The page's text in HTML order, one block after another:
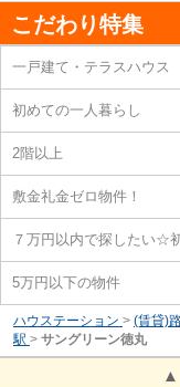
こだわり特集
一戸建て・テラスハウス
初めての一人暮らし
2階以上
敷金礼金ゼロ物件！
７万円以内で探したい☆
5万円以下の物件
ハウステーション > (賃貸)
駅 > サングリーン徳丸
▲